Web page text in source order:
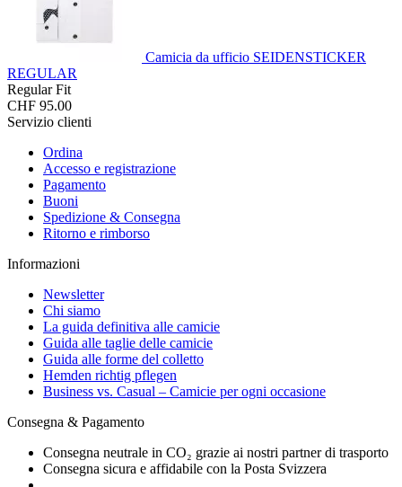
Camicia da ufficio SEIDENSTICKER
REGULAR
Regular Fit
CHF 95.00
Servizio clienti
Ordina
Accesso e registrazione
Pagamento
Buoni
Spedizione & Consegna
Ritorno e rimborso
Informazioni
Newsletter
Chi siamo
La guida definitiva alle camicie
Guida alle taglie delle camicie
Guida alle forme del colletto
Hemden richtig pflegen
Business vs. Casual – Camicie per ogni occasione
Consegna & Pagamento
Consegna neutrale in CO₂ grazie ai nostri partner di trasporto
Consegna sicura e affidabile con la Posta Svizzera